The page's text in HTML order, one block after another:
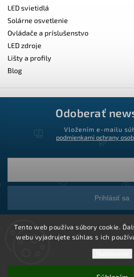
Tento web používa súbory cookie.
webu vyjadrujete súhlas s ich
LED svietidlá
Solárne osvetlenie
Ovládače a príslušenstvo
LED zdroje
Lišty a profily
Blog
Odoberať
Vložením e-mailu
podmienkami ochrany
Prihlásiť sa